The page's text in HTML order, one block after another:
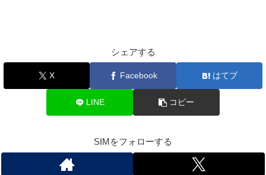
シェアする
X Facebook はてブ
LINE コピー
SIMをフォローする